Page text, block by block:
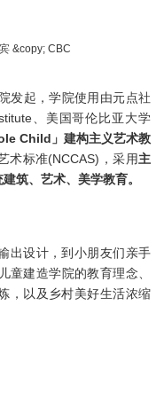
&copy; CBC
发起，学院使用由元点社
、美国哥伦比亚大学
Child」建构主义艺术教
术标准(NCCAS)，采用主
筑、艺术、美学教育。
出设计，到小朋友们亲手
童建造学院的教育理念、
，以及乡村美好生活浓缩